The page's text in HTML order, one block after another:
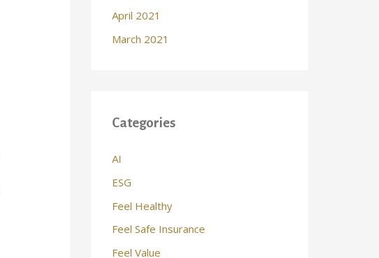
April 2021
March 2021
Categories
AI
ESG
Feel Healthy
Feel Safe Insurance
Feel Value